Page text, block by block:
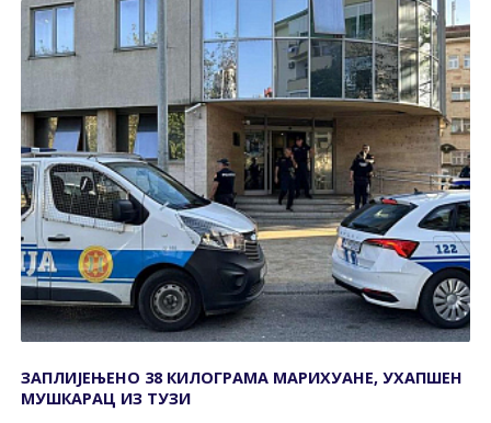
ЗАПЛИЈЕЊЕНО 38 КИЛОГРАМА МАРИХУАНЕ, УХАПШЕН
МУШКАРАЦ ИЗ ТУЗИ